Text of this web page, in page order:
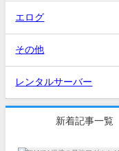
エログ
その他
レンタルサーバー
新着記事一覧